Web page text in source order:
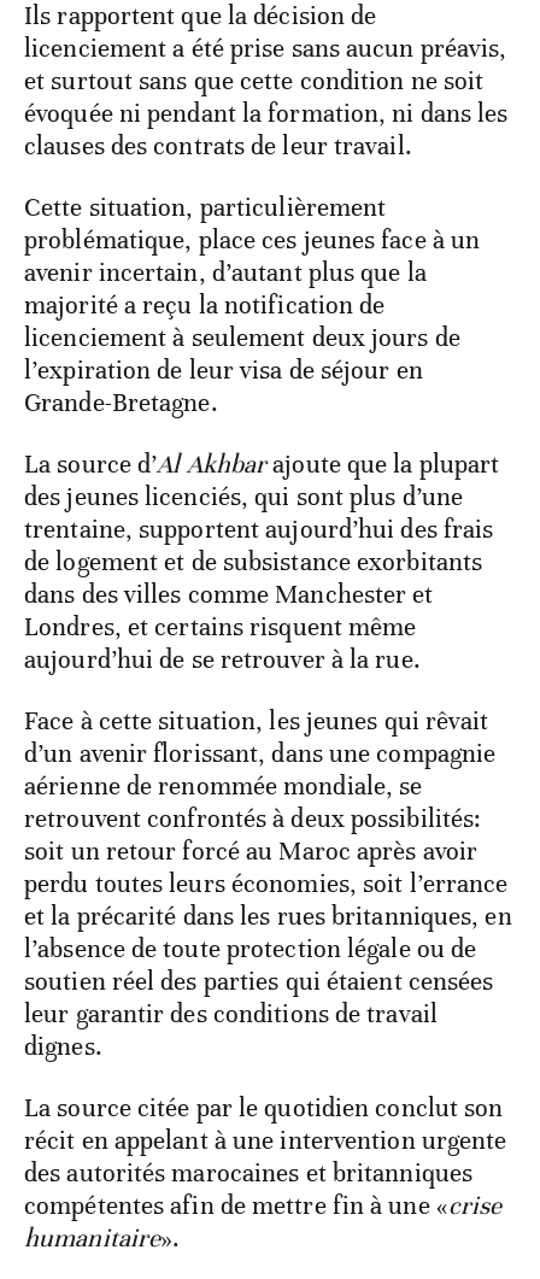
Ils rapportent que la décision de
licenciement a été prise sans aucun préavis,
et surtout sans que cette condition ne soit
évoquée ni pendant la formation, ni dans les
clauses des contrats de leur travail.
Cette situation, particulièrement
problématique, place ces jeunes face à un
avenir incertain, d’autant plus que la
majorité a reçu la notification de
licenciement à seulement deux jours de
l’expiration de leur visa de séjour en
Grande-Bretagne.
La source d’Al Akhbarajoute que la plupart
des jeunes licenciés, qui sont plus d’une
trentaine, supportent aujourd’hui des frais
de logement et de subsistance exorbitants
dans des villes comme Manchester et
Londres, et certains risquent même
aujourd’hui de se retrouver à la rue.
Face à cette situation, les jeunes qui rêvait
d’un avenir florissant, dans une compagnie
aérienne de renommée mondiale, se
retrouvent confrontés à deux possibilités:
soit un retour forcé au Maroc après avoir
perdu toutes leurs économies, soit l’errance
et la précarité dans les rues britanniques, en
l’absence de toute protection légale ou de
soutien réel des parties qui étaient censées
leur garantir des conditions de travail
dignes.
La source citée par le quotidien conclut son
récit en appelant à une intervention urgente
des autorités marocaines et britanniques
compétentes afin de mettre fin à une «crise
humanitaire».